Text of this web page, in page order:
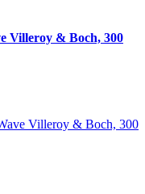
Villeroy & Boch, 300